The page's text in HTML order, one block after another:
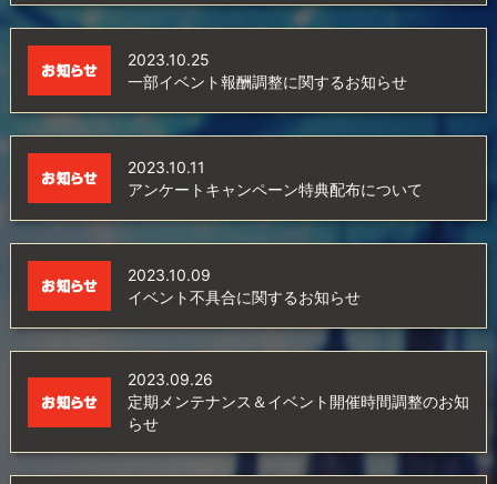
2023.10.25
一部イベント報酬調整に関するお知らせ
2023.10.11
アンケートキャンペーン特典配布について
2023.10.09
イベント不具合に関するお知らせ
2023.09.26
定期メンテナンス＆イベント開催時間調整のお知
らせ